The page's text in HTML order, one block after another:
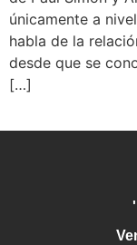
únicamente a
habla de la
desde que se
[…]